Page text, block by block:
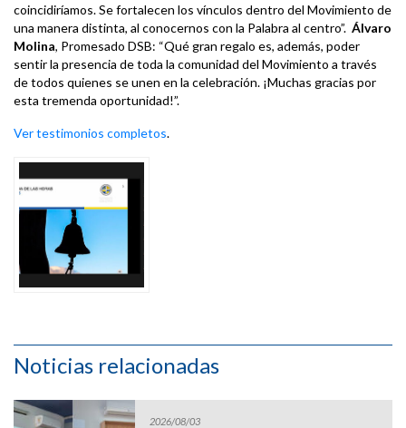
coincidiríamos. Se fortalecen los vínculos dentro del Movimiento de
una manera distinta, al conocernos con la Palabra al centro”. Álvaro
Molina, Promesado DSB: “Qué gran regalo es, además, poder
sentir la presencia de toda la comunidad del Movimiento a través
de todos quienes se unen en la celebración. ¡Muchas gracias por
esta tremenda oportunidad!”.
Ver testimonios completos.
Noticias relacionadas
2026/08/03